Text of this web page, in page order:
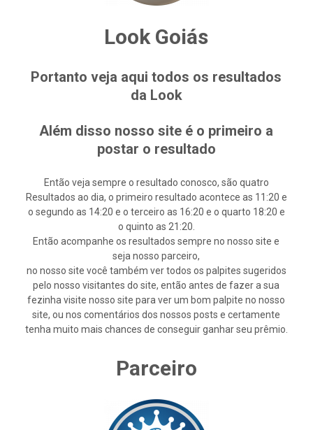
Look Goiás
Portanto veja aqui todos os resultados
da Look
Além disso nosso site é o primeiro a
postar o resultado
Então veja sempre o resultado conosco, são quatro
Resultados ao dia, o primeiro resultado acontece as 11:20 e
o segundo as 14:20 e o terceiro as 16:20 e o quarto 18:20 e
o quinto as 21:20.
Então acompanhe os resultados sempre no nosso site e
seja nosso parceiro,
no nosso site você também ver todos os palpites sugeridos
pelo nosso visitantes do site, então antes de fazer a sua
fezinha visite nosso site para ver um bom palpite no nosso
site, ou nos comentários dos nossos posts e certamente
tenha muito mais chances de conseguir ganhar seu prêmio.
Parceiro